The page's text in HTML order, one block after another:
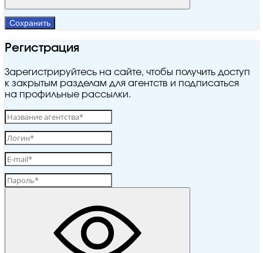
Сохранить
Регистрация
Зарегистрируйтесь на сайте, чтобы получить доступ
к закрытым разделам для агентств и подписаться
на профильные рассылки.